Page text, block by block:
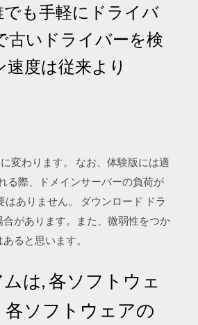
も手軽にドライバ
古いドライバーを検
度は従来より
変わります。 なお、体験版には適
る際、ドメインサーバーの負荷が
ありません。 ダウンロード ドラ
があります。また、微弱性をつか
ると思います。
は, 各ソフトウェ
ソフトウェアの